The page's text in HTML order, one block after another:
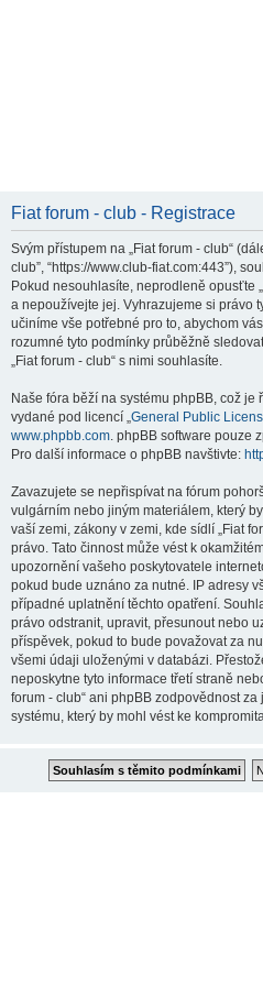
Fiat forum - club - Registrace
Svým přístupem na „Fiat forum - club“
club”, “https://www.club-fiat.com:443”),
Pokud nesouhlasíte, neprodleně opusťte
a nepoužívejte jej. Vyhrazujeme si právo
učiníme vše potřebné pro to, abychom
rozumné tyto podmínky průběžně
„Fiat forum - club“ s nimi souhlasíte.
Naše fóra běží na systému phpBB, což
vydané pod licencí „General Public
www.phpbb.com. phpBB software pouze
Pro další informace o phpBB navštivte:
Zavazujete se nepřispívat na fórum
vulgárním nebo jiným materiálem, který
vaší zemi, zákony v zemi, kde sídlí „Fiat
právo. Tato činnost může vést k
upozornění vašeho poskytovatele
pokud bude uznáno za nutné. IP adresy
případné uplatnění těchto opatření.
právo odstranit, upravit, přesunout nebo
příspěvek, pokud to bude považovat za
všemi údaji uloženými v databázi.
neposkytne tyto informace třetí straně
forum - club“ ani phpBB zodpovědnost
systému, který by mohl vést ke